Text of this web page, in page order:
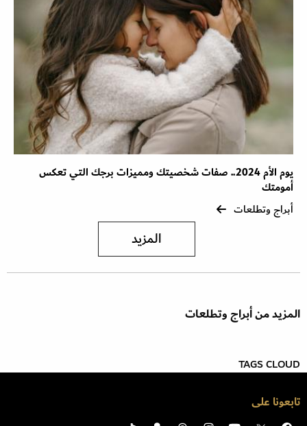
يوم الأم 2024.. صفات شخصيتك ومميزات برجك التي تعكس
أمومتك
أبراج وتطلعات
المزيد
المزيد من أبراج وتطلعات
TAGS CLOUD
تابعونا على